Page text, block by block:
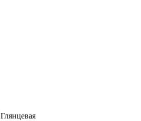
Глянцевая